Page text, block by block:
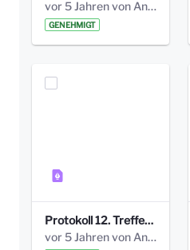
vor 5 Jahren von Anni Schlumberger
GENEHMIGT
Protokoll 12. Treffen 20150921 AG Bismarckplatz.pdf
vor 5 Jahren von Anni Schlumberger